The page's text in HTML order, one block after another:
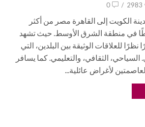
2983
/
0
الكويت إلى القاهرة مصر من أكثر
في منطقة الشرق الأوسط. حيث تشهد
نظرًا للعلاقات الوثيقة بين البلدين، التي
الثقافي، والتعليمي. كما يسافر
لأغراض عائلية...